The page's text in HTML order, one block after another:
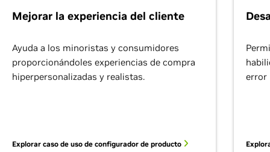
Mejorar la experiencia del cliente
Ayuda a los minoristas y consumidores
proporcionándoles experiencias de compra
hiperpersonalizadas y realistas.
Explorar caso de uso de configurador de producto
error